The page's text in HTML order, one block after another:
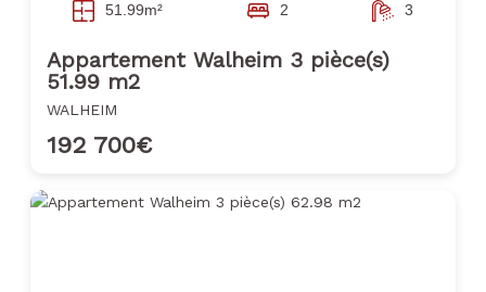
51.99m² 2 3
Appartement Walheim 3 pièce(s)
51.99 m2
WALHEIM
192 700€